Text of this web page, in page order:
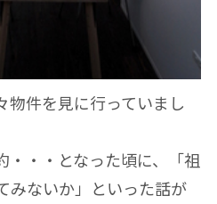
物件を見に行っていまし
・・・となった頃に、「祖
みないか」といった話が